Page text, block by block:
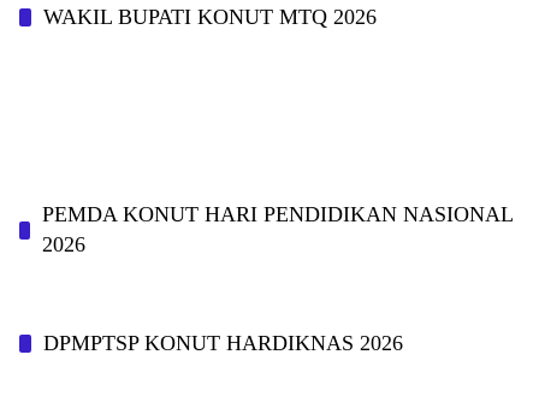
WAKIL BUPATI KONUT MTQ 2026
PEMDA KONUT HARI PENDIDIKAN NASIONAL
2026
DPMPTSP KONUT HARDIKNAS 2026